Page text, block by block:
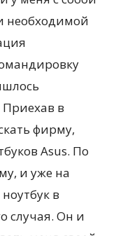
необходимой
в
фирму,
Asus. По
и уже на
в
случая. Он и